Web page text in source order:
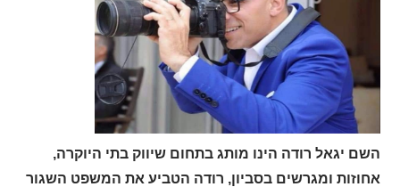
השם יגאל רודה הינו מותג בתחום שיווק בתי היוקרה,
אחוזות ומגרשים בסביון, רודה הטביע את המשפט השגור